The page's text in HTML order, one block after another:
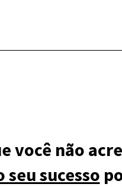
você não
seu sucesso